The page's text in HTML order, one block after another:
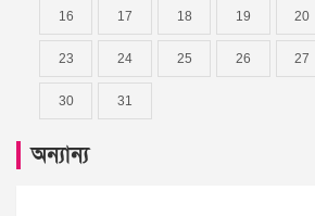
16 17 18 19 20
23 24 25 26 27
30 31
অন্যান্য